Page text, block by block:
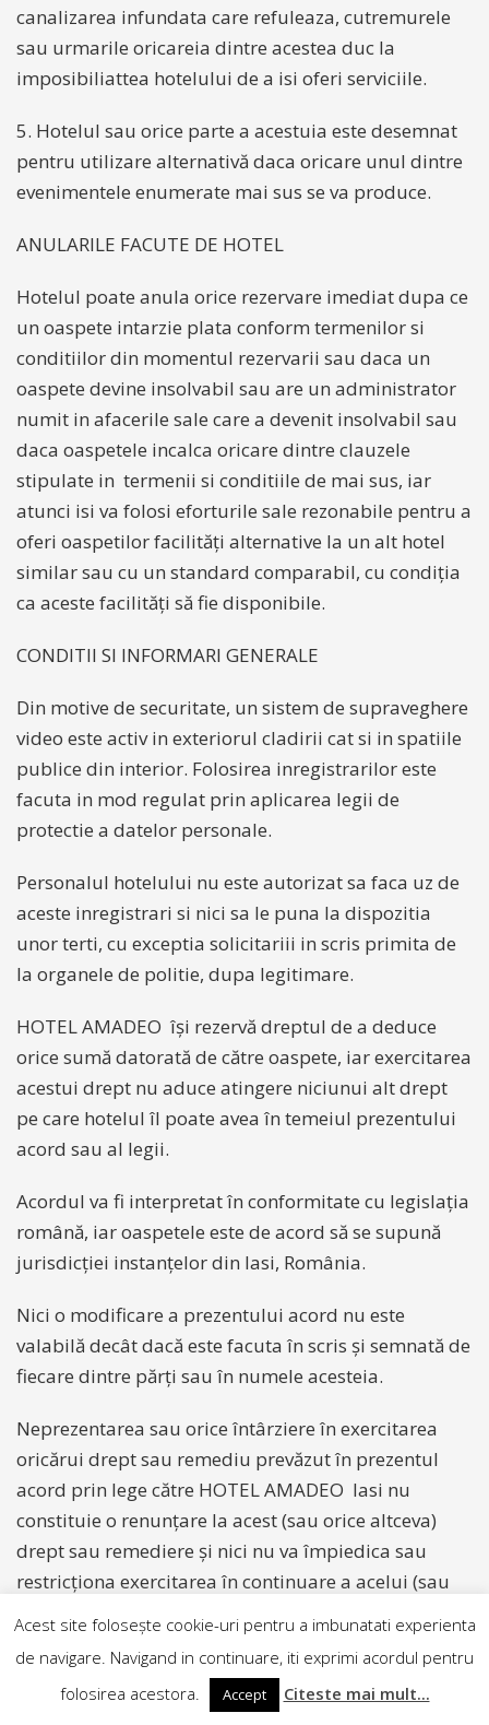
canalizarea infundata care refuleaza, cutremurele
sau urmarile oricareia dintre acestea duc la
imposibiliattea hotelului de a isi oferi serviciile.
5. Hotelul sau orice parte a acestuia este desemnat
pentru utilizare alternativă daca oricare unul dintre
evenimentele enumerate mai sus se va produce.
ANULARILE FACUTE DE HOTEL
Hotelul poate anula orice rezervare imediat dupa ce
un oaspete intarzie plata conform termenilor si
conditiilor din momentul rezervarii sau daca un
oaspete devine insolvabil sau are un administrator
numit in afacerile sale care a devenit insolvabil sau
daca oaspetele incalca oricare dintre clauzele
stipulate in termenii si conditiile de mai sus, iar
atunci isi va folosi eforturile sale rezonabile pentru a
oferi oaspetilor facilități alternative la un alt hotel
similar sau cu un standard comparabil, cu condiția
ca aceste facilități să fie disponibile.
CONDITII SI INFORMARI GENERALE
Din motive de securitate, un sistem de supraveghere
video este activ in exteriorul cladirii cat si in spatiile
publice din interior. Folosirea inregistrarilor este
facuta in mod regulat prin aplicarea legii de
protectie a datelor personale.
Personalul hotelului nu este autorizat sa faca uz de
aceste inregistrari si nici sa le puna la dispozitia
unor terti, cu exceptia solicitariii in scris primita de
la organele de politie, dupa legitimare.
HOTEL AMADEO își rezervă dreptul de a deduce
orice sumă datorată de către oaspete, iar exercitarea
acestui drept nu aduce atingere niciunui alt drept
pe care hotelul îl poate avea în temeiul prezentului
acord sau al legii.
Acordul va fi interpretat în conformitate cu legislația
română, iar oaspetele este de acord să se supună
jurisdicției instanțelor din Iasi, România.
Nici o modificare a prezentului acord nu este
valabilă decât dacă este facuta în scris și semnată de
fiecare dintre părți sau în numele acesteia.
Neprezentarea sau orice întârziere în exercitarea
oricărui drept sau remediu prevăzut în prezentul
acord prin lege către HOTEL AMADEO Iasi nu
constituie o renunțare la acest (sau orice altceva)
drept sau remediere și nici nu va împiedica sau
restricționa exercitarea în continuare a acelui (sau
PARERI, SUGESTII & RECLAMAȚII
Suntem bucuroși să primim informațiile dvs., pe
Acest site folosește cookie-uri pentru a imbunatati experienta
de navigare. Navigand in continuare, iti exprimi acordul pentru
folosirea acestora.
Accept Citeste mai mult...